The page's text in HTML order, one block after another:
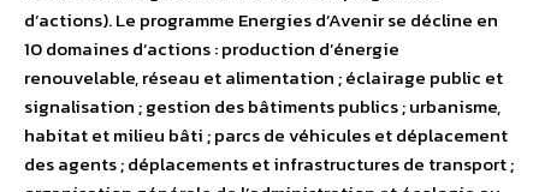
d’actions). Le programme Energies d’Avenir se décline en
10 domaines d’actions : production d’énergie
renouvelable, réseau et alimentation ; éclairage public et
signalisation ; gestion des bâtiments publics ; urbanisme,
habitat et milieu bâti ; parcs de véhicules et déplacement
des agents ; déplacements et infrastructures de transport ;